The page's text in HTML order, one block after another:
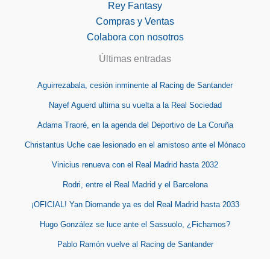
Rey Fantasy
Compras y Ventas
Colabora con nosotros
Últimas entradas
Aguirrezabala, cesión inminente al Racing de Santander
Nayef Aguerd ultima su vuelta a la Real Sociedad
Adama Traoré, en la agenda del Deportivo de La Coruña
Christantus Uche cae lesionado en el amistoso ante el Mónaco
Vinicius renueva con el Real Madrid hasta 2032
Rodri, entre el Real Madrid y el Barcelona
¡OFICIAL! Yan Diomande ya es del Real Madrid hasta 2033
Hugo González se luce ante el Sassuolo, ¿Fichamos?
Pablo Ramón vuelve al Racing de Santander